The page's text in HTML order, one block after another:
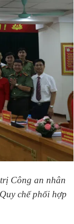
Công an nhân
chế phối hợp